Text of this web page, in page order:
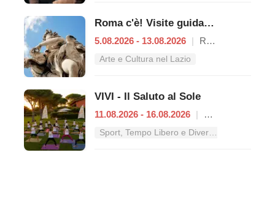
Roma c'è! Visite guidate (anche per bambini) dal 5 al 13 agosto 2026
5.08.2026 - 13.08.2026 Roma
Arte e Cultura nel Lazio
VIVI - Il Saluto al Sole
11.08.2026 - 16.08.2026
Sport, Tempo Libero e Divertimento nel Lazio